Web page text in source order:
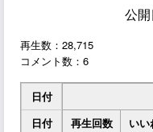
公
再生数：28,715
コメント数：6
日付
日付
再生回数 いい